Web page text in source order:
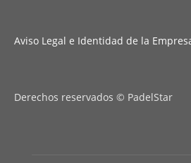
Aviso Legal e Identidad de la
Derechos reservados © PadelStar